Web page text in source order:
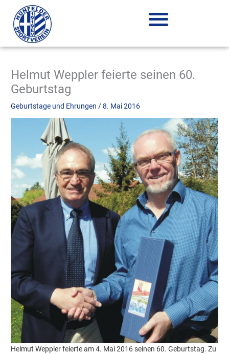
Inhalt
springen
Helmut Weppler feierte seinen 60.
Geburtstag
Geburtstage und Ehrungen /8. Mai 2016
Helmut Weppler feierte am 4. Mai 2016 seinen 60. Geburtstag. Zu